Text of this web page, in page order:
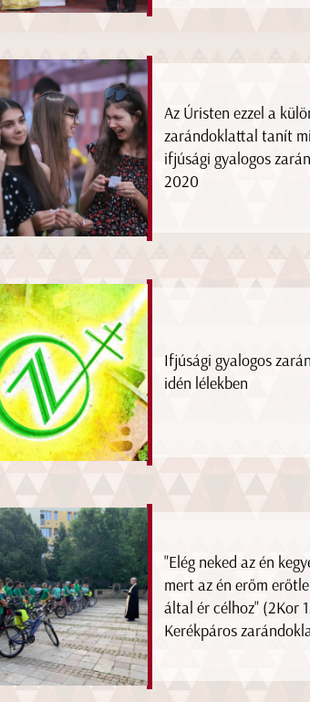
Az Úristen ezzel a
zarándoklattal tanít
ifjúsági gyalogos
2020
Ifjúsági gyalogos
idén lélekben
"Elég neked az én
mert az én erőm
által ér célhoz" (2Kor
Kerékpáros